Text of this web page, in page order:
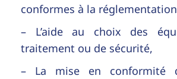
conformes à la
– L’aide au choix des
traitement ou de sécurité,
– La mise en conformité